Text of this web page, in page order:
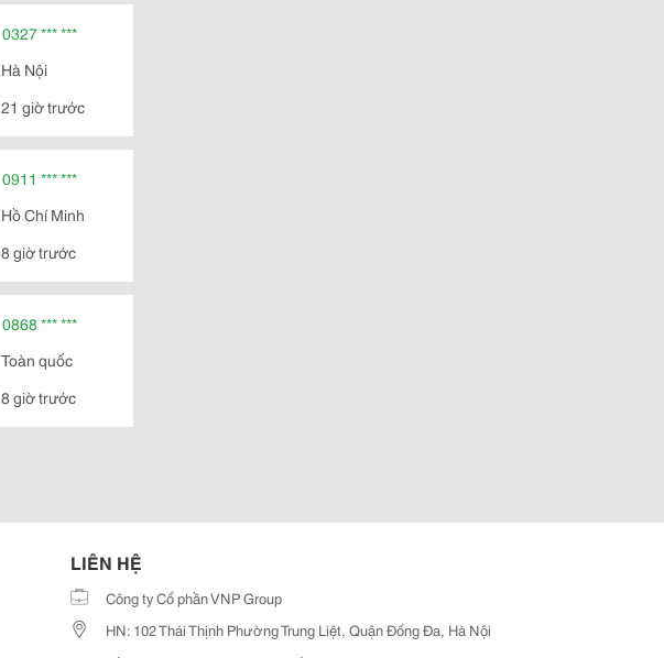
0327 *** ***
Hà Nội
21 giờ trước
0911 *** ***
Hồ Chí Minh
8 giờ trước
0868 *** ***
Toàn quốc
8 giờ trước
LIÊN HỆ
Công ty Cổ phần VNP Group
HN: 102 Thái Thịnh Phường Trung Liệt, Quận Đống Đa, Hà Nội